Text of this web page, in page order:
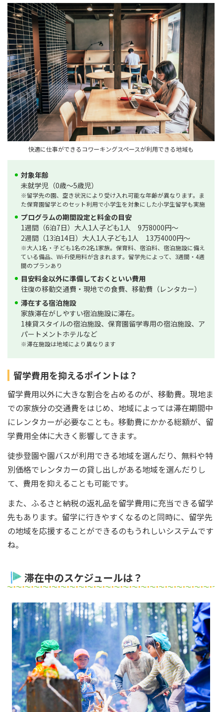
快適に仕事ができるコワーキングスペースが利用できる地域も
対象年齢
未就学児（0歳～5歳児）
※留学先の園、空き状況により受け入れ可能な年齢が異なります。ま
た保育園留学とのセット利用で小学生を対象にした小学生留学も実施
プログラムの期間設定と料金の目安
1週間（6泊7日）大人1人子ども1人 9万8000円～
2週間（13泊14日）大人1人子ども1人 13万4000円～
※大人1名・子ども1名の2名1家族。保育料、宿泊料、宿泊施設に備え
ている備品、Wi-Fi使用料が含まれます。留学先によって、3週間・4週
間のプランあり
目安料金以外に準備しておくといい費用
往復の移動交通費・現地での食費、移動費（レンタカー）
滞在する宿泊施設
家族滞在がしやすい宿泊施設に滞在。
1棟貸スタイルの宿泊施設、保育園留学専用の宿泊施設、ア
パートメントホテルなど
※滞在施設は地域により異なります
留学費用を抑えるポイントは？
留学費用以外に大きな割合を占めるのが、移動費。現地ま
での家族分の交通費をはじめ、地域によっては滞在期間中
にレンタカーが必要なことも。移動費にかかる総額が、留
学費用全体に大きく影響してきます。
徒歩登園や園バスが利用できる地域を選んだり、無料や特
別価格でレンタカーの貸し出しがある地域を選んだりし
て、費用を抑えることも可能です。
また、ふるさと納税の返礼品を留学費用に充当できる留学
先もあります。留学に行きやすくなるのと同時に、留学先
の地域を応援することができるのもうれしいシステムです
ね。
滞在中のスケジュールは？